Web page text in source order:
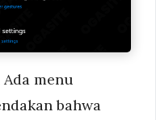
menu
bahwa